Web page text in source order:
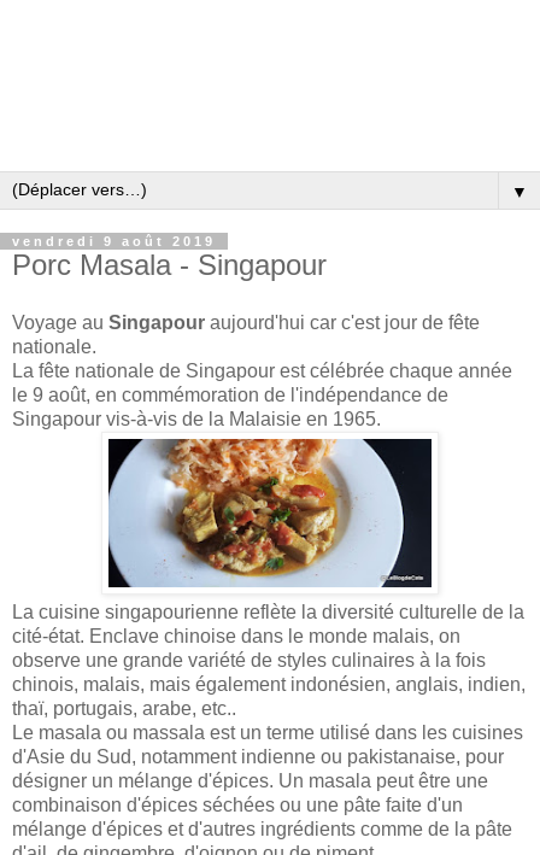
▼
vendredi 9 août 2019
Porc Masala - Singapour
Voyage au Singapour aujourd'hui car c'est jour de fête
nationale.
La fête nationale de Singapour est célébrée chaque année
le 9 août, en commémoration de l'indépendance de
Singapour vis-à-vis de la Malaisie en 1965.
La cuisine singapourienne reflète la diversité culturelle de la
cité-état. Enclave chinoise dans le monde malais, on
observe une grande variété de styles culinaires à la fois
chinois, malais, mais également indonésien, anglais, indien,
thaï, portugais, arabe, etc..
Le masala ou massala est un terme utilisé dans les cuisines
d'Asie du Sud, notamment indienne ou pakistanaise, pour
désigner un mélange d'épices. Un masala peut être une
combinaison d'épices séchées ou une pâte faite d'un
mélange d'épices et d'autres ingrédients comme de la pâte